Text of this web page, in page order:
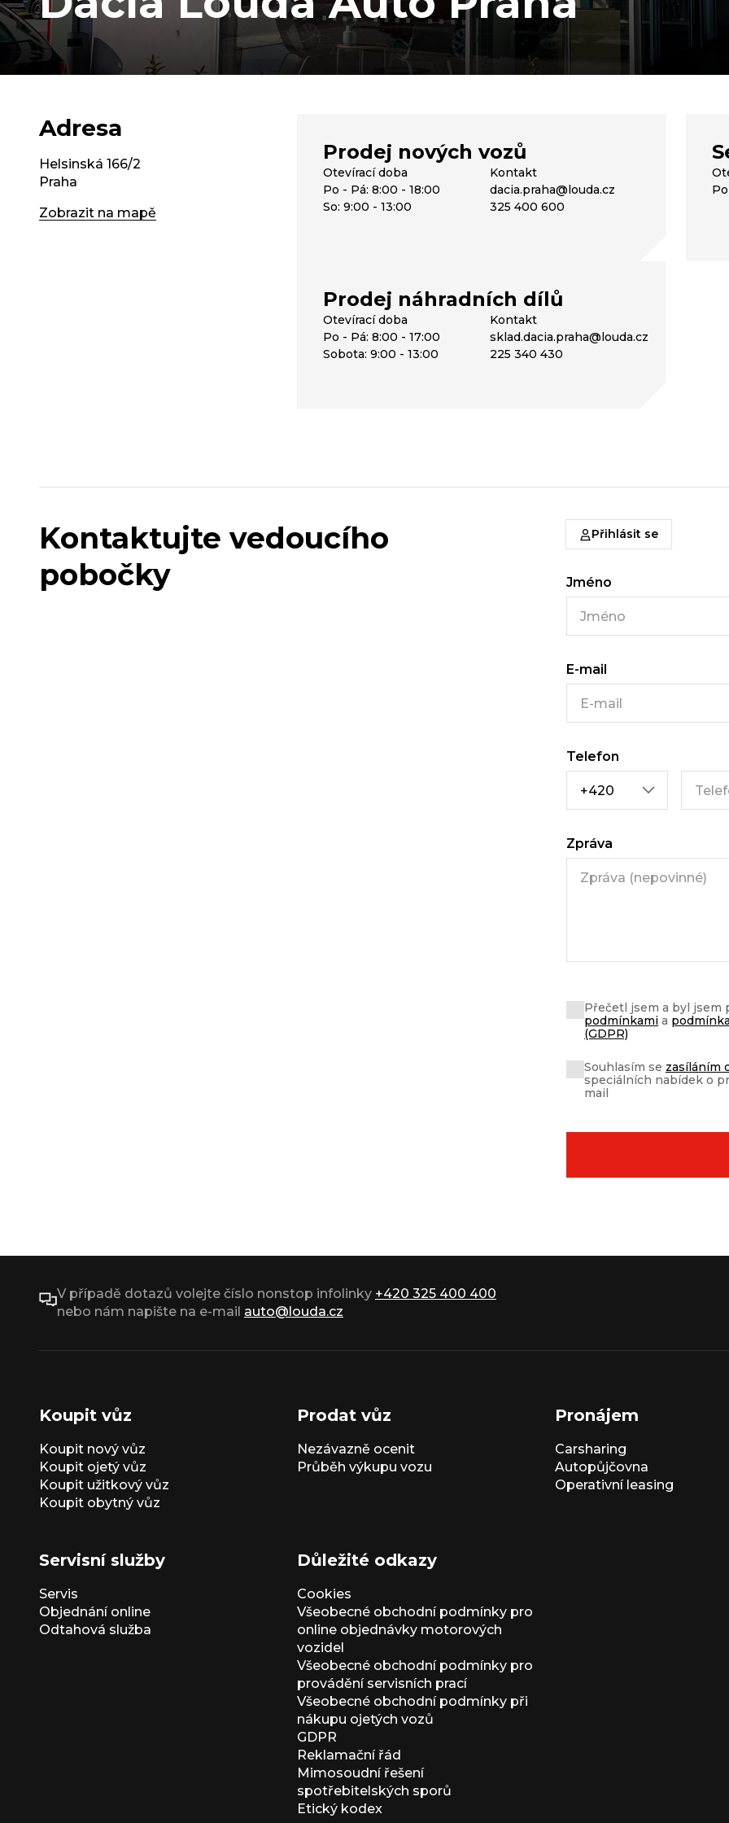
Adresa
Helsinská 166/2
Praha
Zobrazit na mapě
Prodej nových vozů
Otevírací doba
Po - Pá: 8:00 - 18:00
So: 9:00 - 13:00
Kontakt
dacia.praha@louda.cz
325 400 600
Prodej náhradních dílů
Otevírací doba
Po - Pá: 8:00 - 17:00
Sobota: 9:00 - 13:00
Kontakt
sklad.dacia.praha@louda.cz
225 340 430
Kontaktujte vedoucího
pobočky
Přihlásit se
Jméno
E-mail
Telefon
Zpráva
Přečetl jsem a byl jsem
podmínkami a
(GDPR)
Souhlasím se zasíláním
speciálních nabídek o
mail
V případě dotazů volejte číslo nonstop infolinky +420 325 400 400
nebo nám napište na e-mail auto@louda.cz
Koupit vůz
Koupit nový vůz
Koupit ojetý vůz
Koupit užitkový vůz
Koupit obytný vůz
Prodat vůz
Nezávazně ocenit
Průběh výkupu vozu
Pronájem
Carsharing
Autopůjčovna
Operativní leasing
Servisní služby
Servis
Objednání online
Odtahová služba
Důležité odkazy
Cookies
Všeobecné obchodní podmínky pro
online objednávky motorových
vozidel
Všeobecné obchodní podmínky pro
provádění servisních prací
Všeobecné obchodní podmínky při
nákupu ojetých vozů
GDPR
Reklamační řád
Mimosoudní řešení
spotřebitelských sporů
Etický kodex